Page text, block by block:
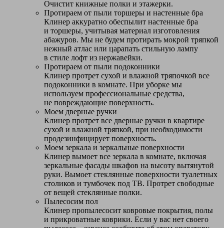
Очистит книжные полки и этажерки.
Протираем от пыли торшеры и настенные бра
Клинер аккуратно обеспылит настенные бра
и торшеры, учитывая материал изготовления
абажуров. Мы не будем протирать мокрой тряпкой
нежный атлас или царапать стильную лампу
в стиле лофт из нержавейки.
Протираем от пыли подоконники
Клинер протрет сухой и влажной тряпочкой все
подоконники в комнате. При уборке мы
используем профессиональные средства,
не повреждающие поверхность.
Моем дверные ручки
Клинер протрет все дверные ручки в квартире
сухой и влажной тряпкой, при необходимости
продезинфицирует поверхность.
Моем зеркала и зеркальные поверхности
Клинер вымоет все зеркала в комнате, включая
зеркальные фасады шкафов на высоту вытянутой
руки. Вымоет стеклянные поверхности туалетных
столиков и тумбочек под ТВ. Протрет свободные
от вещей стеклянные полки.
Пылесосим пол
Клинер пропылесосит ковровые покрытия, полы
и прикроватные коврики. Если у вас нет своего